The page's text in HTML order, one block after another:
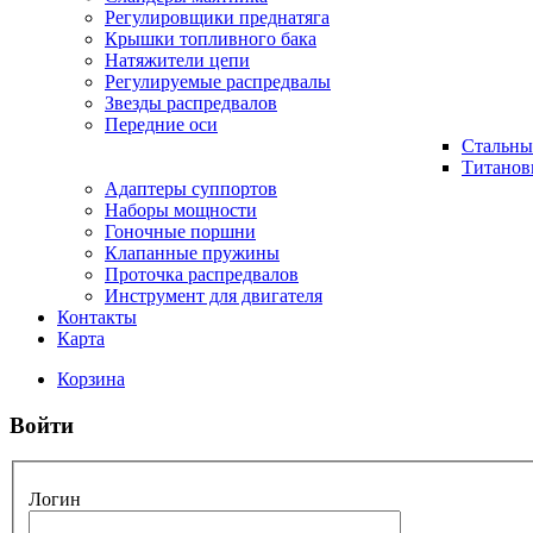
Регулировщики преднатяга
Крышки топливного бака
Натяжители цепи
Регулируемые распредвалы
Звезды распредвалов
Передние оси
Адаптеры суппортов
Наборы мощности
Гоночные поршни
Клапанные пружины
Проточка распредвалов
Инструмент для двигателя
Контакты
Карта
Корзина
Войти
Логин